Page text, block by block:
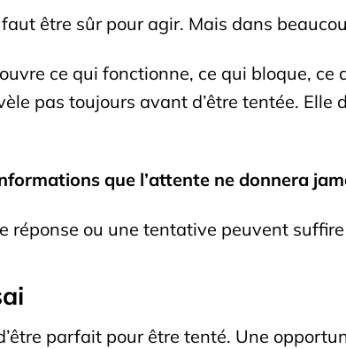
être sûr pour agir. Mais dans
ce qui fonctionne, ce qui bloque,
pas toujours avant d’être tentée.
que l’attente ne donnera
réponse ou une tentative peuvent
parfait pour être tenté. Une